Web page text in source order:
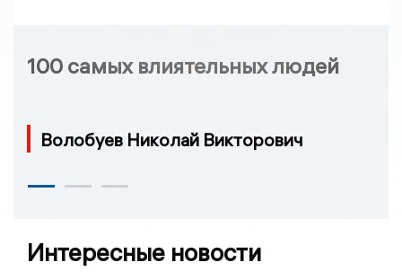
100 самых влиятельных людей
Волобуев Николай Викторович
Интересные новости